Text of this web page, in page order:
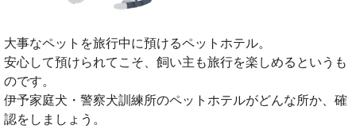
大事なペットを旅行中に預けるペットホテル。
安心して預けられてこそ、飼い主も旅行を楽しめるというも
のです。
伊予家庭犬・警察犬訓練所のペットホテルがどんな所か、確
認をしましょう。